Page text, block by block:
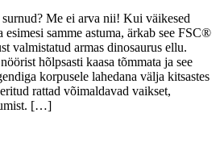
Me ei arva nii! Kui väikesed
samme astuma, ärkab see FSC®
valmistatud armas dinosaurus ellu.
hõlpsasti kaasa tõmmata ja see
korpusele lahedana välja kitsastes
rattad võimaldavad vaikset,
[…]